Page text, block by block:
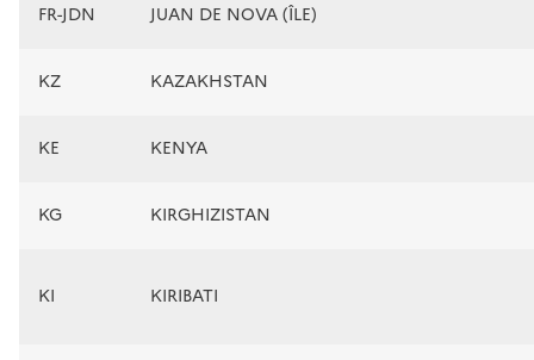
FR-JDN JUAN DE NOVA (ÎLE)
KZ KAZAKHSTAN
KE KENYA
KG KIRGHIZISTAN
KI KIRIBATI